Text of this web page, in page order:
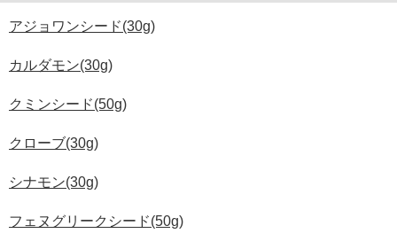
アジョワンシード(30g)
カルダモン(30g)
クミンシード(50g)
クローブ(30g)
シナモン(30g)
フェヌグリークシード(50g)